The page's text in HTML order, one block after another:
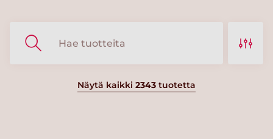
Näytä kaikki 2343 tuotetta